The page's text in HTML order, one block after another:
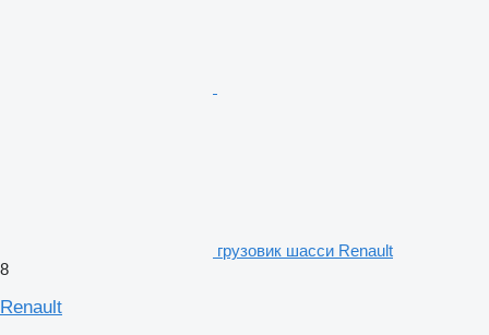
грузовик шасси Renault
8
Renault